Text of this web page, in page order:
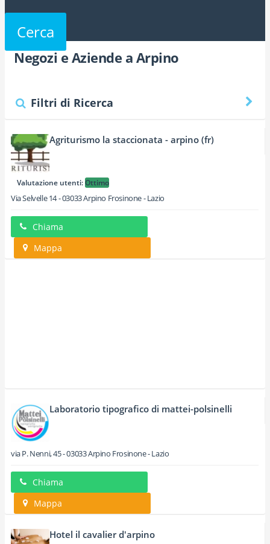
Cerca
Negozi e Aziende a Arpino
Filtri di Ricerca
Agriturismo la staccionata - arpino (fr)
Valutazione utenti:Ottimo
Via Selvelle 14-03033Arpino Frosinone -Lazio
Chiama
Mappa
Laboratorio tipografico di mattei-polsinelli
via P. Nenni, 45-03033Arpino Frosinone -Lazio
Chiama
Mappa
Hotel il cavalier d'arpino